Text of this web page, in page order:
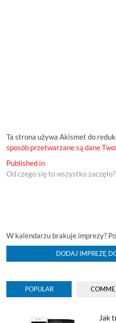
Ta strona używa Akismet do
sposób przetwarzane są dane
Nawigacja
wpisu
Published in
Od czego się to wszystko zaczęło?
W kalendarzu brakuje imprezy?
DODAJ IMPREZĘ
POPULAR
Jak